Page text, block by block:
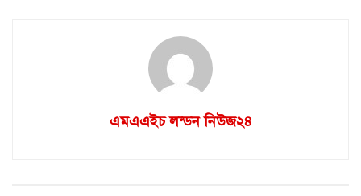
এমএএইচ লন্ডন নিউজ২৪